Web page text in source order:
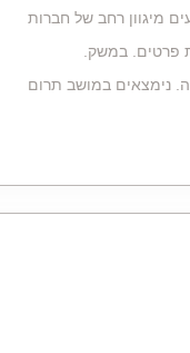
עים מיגוון רחב של חברות
פרטים. במשק.
נימצאים במושב תרום